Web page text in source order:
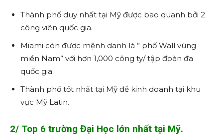
Thành phố duy nhất tại Mỹ được bao quanh bởi 2
công viên quốc gia.
Miami còn được mệnh danh là ” phố Wall vùng
miền Nam” với hơn 1,000 công ty/ tập đoàn đa
quốc gia.
Thành phố tốt nhất tại Mỹ để kinh doanh tại khu
vực Mỹ Latin.
2/ Top 6 trường Đại Học lớn nhất tại Mỹ.